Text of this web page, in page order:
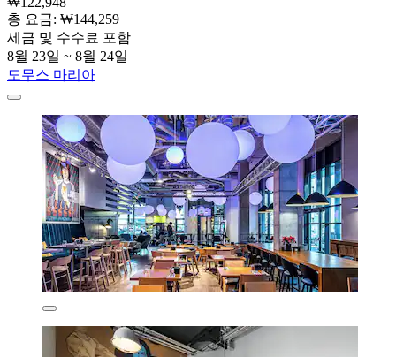
총 요금: ₩144,259
세금 및 수수료 포함
8월 23일 ~ 8월 24일
도무스 마리아